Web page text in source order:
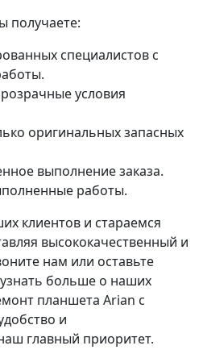
получаете:
специалистов с
условия
оригинальных запасных
выполнение заказа.
работы.
клиентов и стараемся
высококачественный и
нам или оставьте
больше о наших
планшета Arian с
и
главный приоритет.